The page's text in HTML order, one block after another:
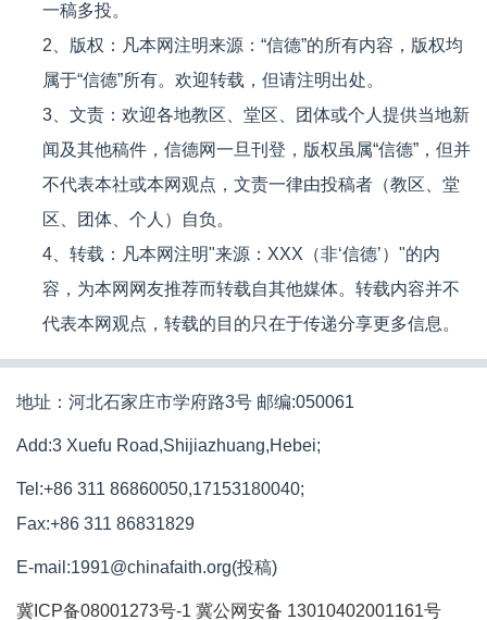
一稿多投。
2、版权：凡本网注明来源：“信德”的所有内容，版权均
属于“信德”所有。欢迎转载，但请注明出处。
3、文责：欢迎各地教区、堂区、团体或个人提供当地新
闻及其他稿件，信德网一旦刊登，版权虽属“信德”，但并
不代表本社或本网观点，文责一律由投稿者（教区、堂
区、团体、个人）自负。
4、转载：凡本网注明"来源：XXX（非‘信德’）"的内
容，为本网网友推荐而转载自其他媒体。转载内容并不
代表本网观点，转载的目的只在于传递分享更多信息。
地址：河北石家庄市学府路3号 邮编:050061
Add:3 Xuefu Road,Shijiazhuang,Hebei;
Tel:+86 311 86860050,17153180040;
Fax:+86 311 86831829
E-mail:1991@chinafaith.org(投稿)
冀ICP备08001273号-1 冀公网安备 13010402001161号